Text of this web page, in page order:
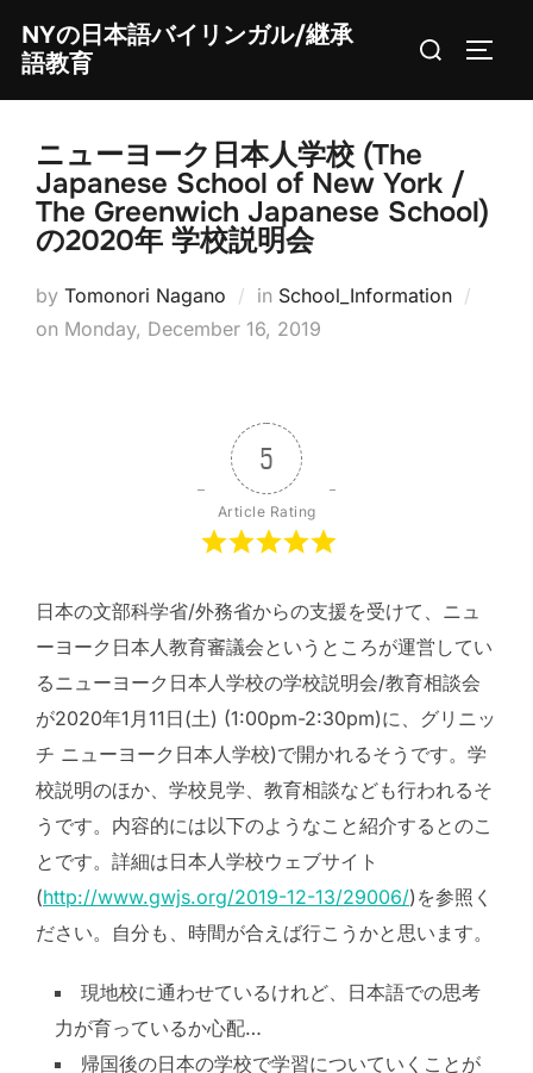
content
NYの日本語バイリンガル/継承
語教育
Search
ニューヨーク日本人学校 (The
Japanese School of New York /
The Greenwich Japanese School)
の2020年 学校説明会
by Tomonori Nagano in School_Information
on Posted
Monday, December 16, 2019
5
Article Rating
日本の文部科学省/外務省からの支援を受けて、ニュ
ーヨーク日本人教育審議会というところが運営してい
るニューヨーク日本人学校の学校説明会/教育相談会
が2020年1月11日(土) (1:00pm-2:30pm)に、グリニッ
チ ニューヨーク日本人学校)で開かれるそうです。学
校説明のほか、学校見学、教育相談なども行われるそ
うです。内容的には以下のようなこと紹介するとのこ
とです。詳細は日本人学校ウェブサイト
(http://www.gwjs.org/2019-12-13/29006/)を参照く
ださい。自分も、時間が合えば行こうかと思います。
現地校に通わせているけれど、日本語での思考
力が育っているか心配…
帰国後の日本の学校で学習についていくことが